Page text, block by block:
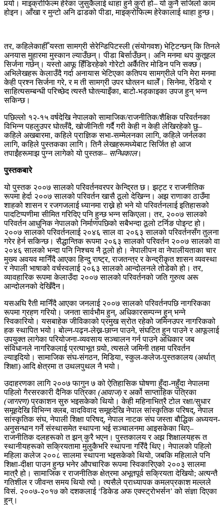
पर्‍यो। माइक्रोफिल्म हेरेका जुसुकैलाई थाहा हुने कुरो हो– यो कुनै सजिलो काम
होइन। आँखा र मुन्टो अनि ढाडको पीडा, माइक्रोफिल्म हेरेकालाई थाहा हुन्छ।
तर, कहिलेकाहीँ यस्ता सामग्री सेरेन्डिपिटस्ली (संयोगवश) भेट्टिन्छन् कि तिनले
अनयास मुहारमा मुस्कान ल्याउँछन्। पीडा बिर्साउँछन्। अनि मनमा थप कुतूहल
सिर्जना गर्छन्। यस्तो आफू हिँडिरहेको गोरेटो अर्कैतिर मोडिन पनि सक्छ।
अभिलेखहरू केलाउँदै गर्दा अनायास भेटिएका कतिपय सामग्रीले पनि मेरा मनमा
केही प्रश्न सिर्जना गरे, र म ती सामग्री उपर घोत्लन थालेँ। सिनेमा, रेडियो र
साहित्यसम्बन्धी परिच्छेद त्यस्तै घोत्ल्याइँका, बाटो-भड्काइका उपज हुन् भन्न
सकिन्छ।
पछिल्लो १२-१५ वर्षदेखि नेपालको सामाजिक/राजनीतिक/शैक्षिक परिवर्तनका
विभिन्न पहलुउपर घोत्लँदै, खोजीनिती गर्दै गरी केही न केही लेखिरहेको छु–
कहिले अखबारमा, कहिले प्राज्ञिक सभा-सम्मेलनका लागि, कहिले जर्नलका
लागि, कहिले पुस्तकका लागि। तिनै लेखहरूमध्येबाट सिर्जित हो आज
तपाईंहरूमाझ पुग्न लागेको यो पुस्तक– सन्धिकाल।
पुस्तकबारे
यो पुस्तक २००७ सालको परिवर्तनवरपर केन्द्रित छ। झट्ट र राजनीतिक
रूपमा हेर्दा २००७ सालको परिवर्तन खासै ठूलो देखिन्न। अझ राणाका ठाउँमा
शाहको शासन र रजगजलाई ध्यानमा राख्ने हो भने यो परिवर्तनलाई इतिहासको
पादटिप्पणीमा सीमित गरिदिए पनि हुन्छ भन्न सकिएला। तर, २००७ सालको
परिवर्तन आधुनिक नेपालको निर्माणपछिको सबैभन्दा ठूलो टर्निङ पोइन्ट हो।
२००७ सालको परिवर्तनलाई २०४६ साल वा २०६३ सालको परिवर्तनसँग तुलना
गरेर हेर्न सकिन्छ। सैद्धान्तिक रूपमा २०६३ सालको परिवर्तन २००७ सालको वा
२०४६ सालको भन्दा पनि निश्चय नै ठूलो हो। नेपालीपन वा नेपालीयताका चार
मुख्य अवयव मानिँदै आएका हिन्दु राष्ट्र, राजतन्त्र र केन्द्रीकृत शासन व्यवस्था
र नेपाली भाषाको वर्चस्वलाई २०६३ सालको आन्दोलनले तोडेको हो। तर,
व्यावहारिक रूपमा केलाउँदा २००७ सालको परिवर्तनको जति गुरुत्व अरू
आन्दोलनको देखिँदैन।
यसअघि रैती मानिँदै आएका जनलाई २००७ सालको परिवर्तनपछि नागरिकका
रूपमा ग्रहण गरियो। जनता सार्वभौम हुन्, अधिकारसम्पन्न हुन् भन्ने
स्विकारियो। यसबाहेक जीविकाको प्रमुख स्रोत रहेको जमिनउपर नागरिकको
हक स्थापित भयो। बोल्न-पढ्न-लेख्न-छाप्न पाउने, संघटित हुन पाउने र आफूलाई
उपयुक्त लागेका परियोजना-व्यवसाय सञ्चालन गर्न पाउने अधिकार जब
संविधानले नागरिकलाई प्रत्याभूत गर्‍यो, त्यसले जमिनी तहमा परिवर्तन
ल्याइदियो। सामाजिक संघ-संगठन, मिडिया, स्कुल-कलेज-पुस्तकालय (अर्थात्
शिक्षा) आदि क्षेत्रमा त उथलपुथल नै भयो।
उदाहरणका लागि २००७ फागुन ७ को ऐतिहासिक घोषणा हुँदा-नहुँदा नेपालमा
पहिलो गैरसरकारी दैनिक पत्रिका (आवाज)र अर्को साप्ताहिक पत्रिका
(जागरण)प्रकाशन सुरु भइसकेको थियो। केही महिनाभित्रै टोल रक्षा/सुधार
समूहदेखि विभिन्न क्लब, वादविवाद समूहदेखि नेपाल सांस्कृतिक परिषद्, नेपाल
सांस्कृतिक संघ, नेपाली शिक्षा परिषद्, नेपाल नाटक संघ जस्ता बौद्धिक अध्ययन-
अनुसन्धान गर्ने संस्थासमेत स्थापना भई सञ्चालनमा आइसकेका थिए–
राजनीतिक दलहरूको त झन् कुरै भएन। पुस्तकालय र अझ शिक्षालयहरू त
स्थानीयहरूको सक्रियतामा मुलुकैभरि स्थापना गरिँदै थिए। नेपालको पहिलो
महिला कलेज २००८ सालमा स्थापना भइसकेको थियो, जबकि महिलाले पनि
शिक्षा-दीक्षा पाउन हुन्छ भनेर औपचारिक रूपमा स्विकारिएको २००३ सालमा
मात्रै हो। सामाजिक र राजनीतिक क्षेत्रमा अभूतपूर्व सक्रियता देखियो; अत्यन्तै
गतिशील र जीवन्त समय थियो त्यो। त्यसैले प्राध्यापक कमलप्रकाश मल्लले
विसं. २००७-२०१७ को दशकलाई ‘डिकेड अफ एक्स्ट्रोभर्सन’ को संज्ञा दिएका
हुन्।